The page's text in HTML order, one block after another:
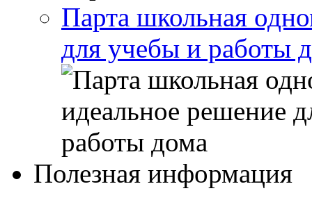
Парта школьная
для учебы и работы
Полезная информация